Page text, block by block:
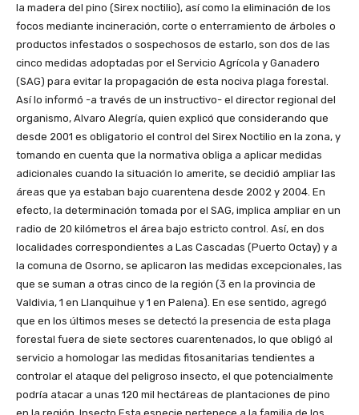
la madera del pino (Sirex noctilio), así como la eliminación de los
focos mediante incineración, corte o enterramiento de árboles o
productos infestados o sospechosos de estarlo, son dos de las
cinco medidas adoptadas por el Servicio Agrícola y Ganadero
(SAG) para evitar la propagación de esta nociva plaga forestal.
Así lo informó -a través de un instructivo- el director regional del
organismo, Alvaro Alegría, quien explicó que considerando que
desde 2001 es obligatorio el control del Sirex Noctilio en la zona, y
tomando en cuenta que la normativa obliga a aplicar medidas
adicionales cuando la situación lo amerite, se decidió ampliar las
áreas que ya estaban bajo cuarentena desde 2002 y 2004. En
efecto, la determinación tomada por el SAG, implica ampliar en un
radio de 20 kilómetros el área bajo estricto control. Así, en dos
localidades correspondientes a Las Cascadas (Puerto Octay) y a
la comuna de Osorno, se aplicaron las medidas excepcionales, las
que se suman a otras cinco de la región (3 en la provincia de
Valdivia, 1 en Llanquihue y 1 en Palena). En ese sentido, agregó
que en los últimos meses se detectó la presencia de esta plaga
forestal fuera de siete sectores cuarentenados, lo que obligó al
servicio a homologar las medidas fitosanitarias tendientes a
controlar el ataque del peligroso insecto, el que potencialmente
podría atacar a unas 120 mil hectáreas de plantaciones de pino